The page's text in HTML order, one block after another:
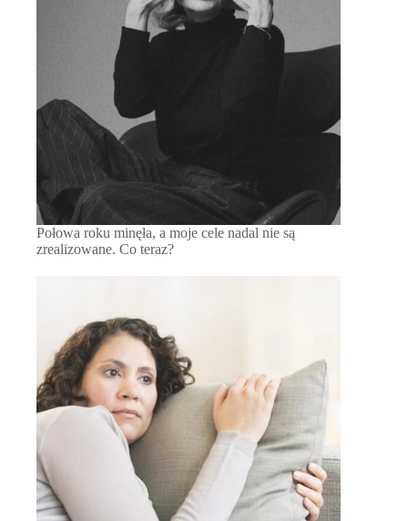
Połowa roku minęła, a moje cele nadal nie są
zrealizowane. Co teraz?